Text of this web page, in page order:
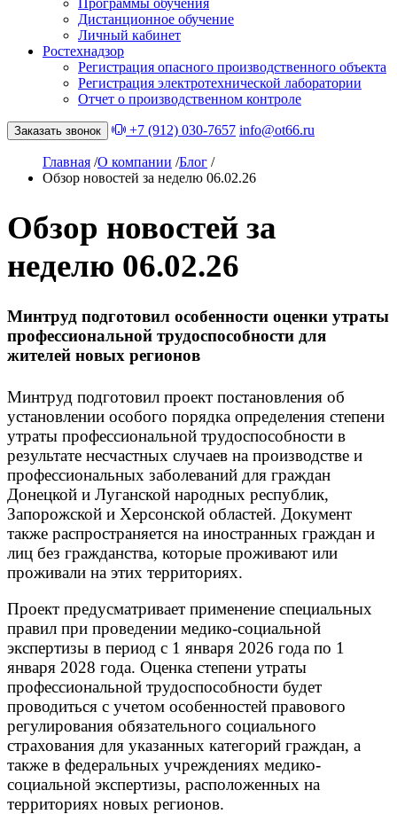
Программы обучения
Дистанционное обучение
Личный кабинет
Ростехнадзор
Регистрация опасного производственного объекта
Регистрация электротехнической лаборатории
Отчет о производственном контроле
Заказать звонок +7 (912) 030-7657 info@ot66.ru
Главная /О компании /Блог /
Обзор новостей за неделю 06.02.26
Обзор новостей за
неделю 06.02.26
Минтруд подготовил особенности оценки утраты
профессиональной трудоспособности для
жителей новых регионов
Минтруд подготовил проект постановления об
установлении особого порядка определения степени
утраты профессиональной трудоспособности в
результате несчастных случаев на производстве и
профессиональных заболеваний для граждан
Донецкой и Луганской народных республик,
Запорожской и Херсонской областей. Документ
также распространяется на иностранных граждан и
лиц без гражданства, которые проживают или
проживали на этих территориях.
Проект предусматривает применение специальных
правил при проведении медико-социальной
экспертизы в период с 1 января 2026 года по 1
января 2028 года. Оценка степени утраты
профессиональной трудоспособности будет
проводиться с учетом особенностей правового
регулирования обязательного социального
страхования для указанных категорий граждан, а
также в федеральных учреждениях медико-
социальной экспертизы, расположенных на
территориях новых регионов.